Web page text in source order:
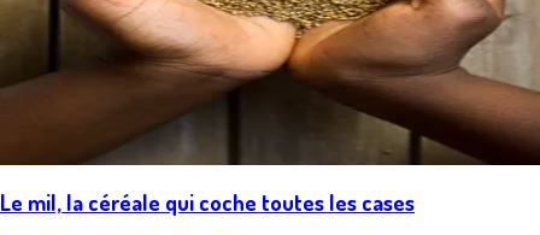
Le mil, la céréale qui coche toutes les cases